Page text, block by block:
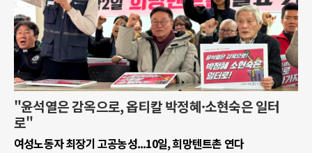
"윤석열은 감옥으로, 옵티칼 박정혜·소현숙은 일터
로"
여성노동자 최장기 고공농성...10일, 희망텐트촌 연다